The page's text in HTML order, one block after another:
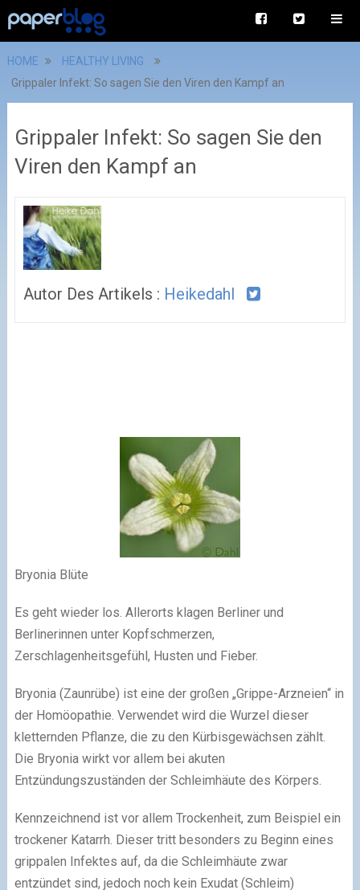
HOME
HEALTHY LIVING
Grippaler Infekt: So sagen Sie den Viren den Kampf an
Grippaler Infekt: So sagen Sie den
Viren den Kampf an
Autor Des Artikels : Heikedahl
Bryonia Blüte
Es geht wieder los. Allerorts klagen Berliner und
Berlinerinnen unter Kopfschmerzen,
Zerschlagenheitsgefühl, Husten und Fieber.
Bryonia (Zaunrübe) ist eine der großen „Grippe-Arzneien“ in
der Homöopathie. Verwendet wird die Wurzel dieser
kletternden Pflanze, die zu den Kürbisgewächsen zählt.
Die Bryonia wirkt vor allem bei akuten
Entzündungszuständen der Schleimhäute des Körpers.
Kennzeichnend ist vor allem Trockenheit, zum Beispiel ein
trockener Katarrh. Dieser tritt besonders zu Beginn eines
grippalen Infektes auf, da die Schleimhäute zwar
entzündet sind, jedoch noch kein Exudat (Schleim)